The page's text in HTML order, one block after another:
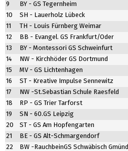
9
BY - GS Tegernheim
10
SH - Lauerholz Lübeck
11
TH - Louis Fürnberg Weimar
12
BB - Evangel. GS Frankfurt/Oder
13
BY - Montessori GS Schweinfurt
14
NW - Kirchhöder GS Dortmund
15
MV - GS Lichtenhagen
16
ST - Kreative Impulse Sennewitz
17
NW -St.Sebastian Schule Raesfeld
18
RP - GS Trier Tarforst
19
SN - 60.GS Leipzig
20
ST - GS Am Hopfengarten
21
BE - GS Alt-Schmargendorf
22
BW -RauchbeinGS Schwäbisch Gmünd